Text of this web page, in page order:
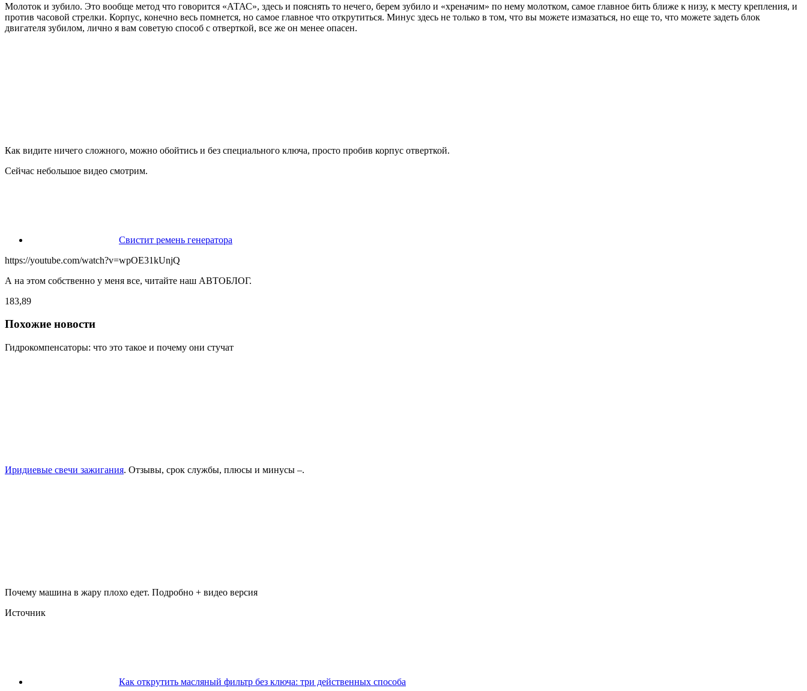
Молоток и зубило. Это вообще метод что говорится «АТАС», здесь и пояснять то нечего, берем зубило и «хреначим» по нему молотком, самое главное бить ближе к низу, к месту крепления, и
против часовой стрелки. Корпус, конечно весь помнется, но самое главное что открутиться. Минус здесь не только в том, что вы можете измазаться, но еще то, что можете задеть блок
двигателя зубилом, лично я вам советую способ с отверткой, все же он менее опасен.
Как видите ничего сложного, можно обойтись и без специального ключа, просто пробив корпус отверткой.
Сейчас небольшое видео смотрим.
Свистит ремень генератора
https://youtube.com/watch?v=wpOE31kUnjQ
А на этом собственно у меня все, читайте наш АВТОБЛОГ.
183,89
Похожие новости
Гидрокомпенсаторы: что это такое и почему они стучат
Иридиевые свечи зажигания. Отзывы, срок службы, плюсы и минусы –.
Почему машина в жару плохо едет. Подробно + видео версия
Источник
Как открутить масляный фильтр без ключа: три действенных способа